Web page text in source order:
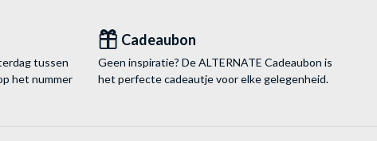
tussen
het nummer
Cadeaubon
Geen inspiratie? De ALTERNATE Cadeaubon is
het perfecte cadeautje voor elke gelegenheid.